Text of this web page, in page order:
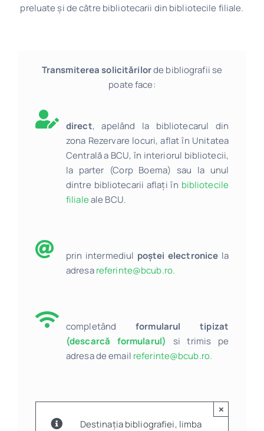
preluate și de către bibliotecarii din bibliotecile filiale.
Transmiterea solicitărilorde bibliografii se
poate face:
direct, apelând la bibliotecarul din
zona Rezervare locuri, aflat în Unitatea
Centrală a BCU, în interiorul bibliotecii,
la parter (Corp Boema) sau la unul
dintre bibliotecarii aflați în bibliotecile
filialeale BCU.
prin intermediul poștei electronice la
adresareferinte@bcub.ro.
completândformularul tipizat
(descarcă formularul) si trimis pe
adresa de email referinte@bcub.ro.
Destinația bibliografiei, limba
×